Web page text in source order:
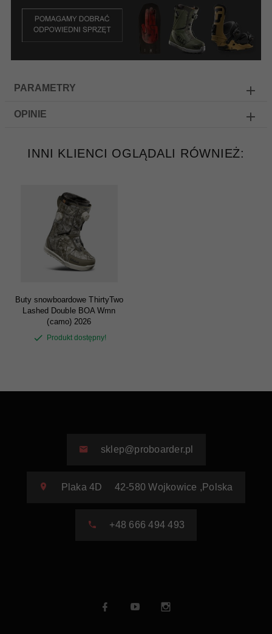
PARAMETRY
OPINIE
INNI KLIENCI OGLĄDALI RÓWNIEŻ:
Buty snowboardowe ThirtyTwo
Lashed Double BOA Wmn
(camo) 2026
Produkt dostępny!
sklep@proboarder.pl
Plaka 4D 42-580 Wojkowice , Polska
+48 666 494 493